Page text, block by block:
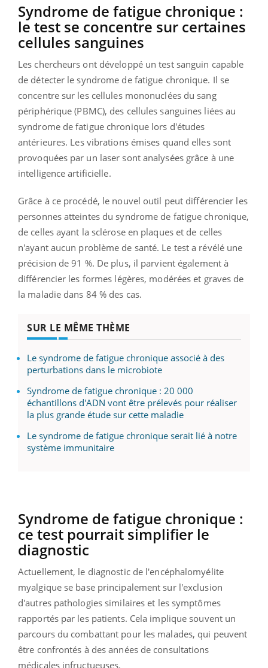
Syndrome de fatigue chronique :
le test se concentre sur certaines
cellules sanguines
Les chercheurs ont développé un test sanguin capable
de détecter le syndrome de fatigue chronique. Il se
concentre sur les cellules mononucléesdu sang
périphérique(PBMC), des cellules sanguines liées au
syndrome de fatigue chronique lors d'études
antérieures. Les vibrations émises quand elles sont
provoquées par un laser sont analysées grâce à une
intelligence artificielle.
Grâce à ce procédé, le nouvel outil peut différencier les
personnes atteintes du syndrome de fatigue chronique,
de celles ayant la sclérose en plaques et de celles
n'ayant aucun problème de santé. Le test a révélé une
précision de 91 %. De plus, il parvient également à
différencier les formes légères, modérées et graves de
la maladie dans 84 % des cas.
SUR LE MÊME THÈME
Le syndrome de fatigue chronique associé à des
perturbations dans le microbiote
Syndrome de fatigue chronique : 20 000
échantillons d'ADN vont être prélevés pour réaliser
la plus grande étude sur cette maladie
Le syndrome de fatigue chronique serait lié à notre
système immunitaire
Syndrome de fatigue chronique :
ce test pourrait simplifier le
diagnostic
Actuellement, le diagnostic de l'encéphalomyélite
myalgiquese base principalement sur l'exclusion
d'autres pathologies similaires et les symptômes
rapportés par les patients. Cela implique souvent un
parcours du combattant pour les malades, qui peuvent
être confrontés à des années de consultations
médicales infructueuses.